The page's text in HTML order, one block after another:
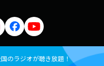
のラジオが聴き放題！